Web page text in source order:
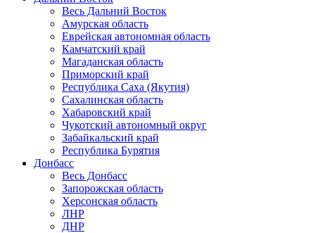
Весь Дальний Восток
Амурская область
Еврейская автономная область
Камчатский край
Магаданская область
Приморский край
Республика Саха (Якутия)
Сахалинская область
Хабаровский край
Чукотский автономный округ
Забайкальский край
Республика Бурятия
Донбасс
Весь Донбасс
Запорожская область
Херсонская область
ЛНР
ДНР